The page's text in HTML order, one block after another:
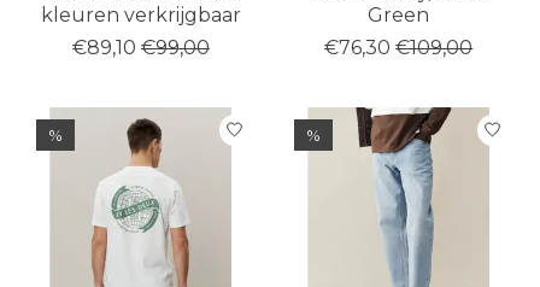
kleuren verkrijgbaar
€89,10 €99,00
Green
€76,30 €109,00
% %